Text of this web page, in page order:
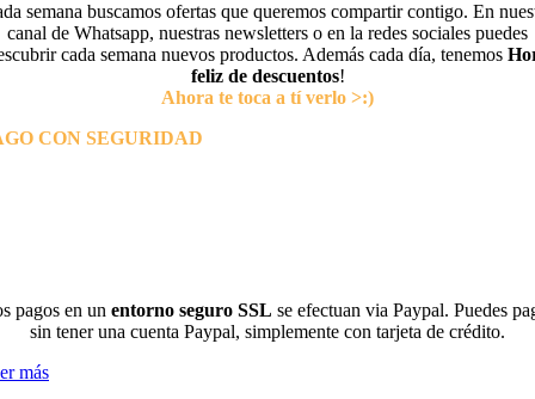
semana buscamos ofertas que queremos compartir contigo. En
canal de Whatsapp, nuestras newsletters o en la redes sociales puedes
cada semana nuevos productos. Además cada día, tenemos
feliz de descuentos!
Ahora te toca a tí verlo >:)
CON SEGURIDAD
pagos en un entorno seguro SSL se efectuan via Paypal. Puedes
sin tener una cuenta Paypal, simplemente con tarjeta de crédito.
más